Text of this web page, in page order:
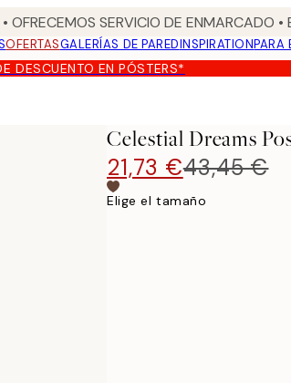
SERVICIO DE ENMARCADO
OFERTASGALERÍAS DE PAREDINSPIRATIONPARA
DESCUENTO EN PÓSTERS*
Celestial Dreams
21,73 €43,45 €
Elige el tamaño